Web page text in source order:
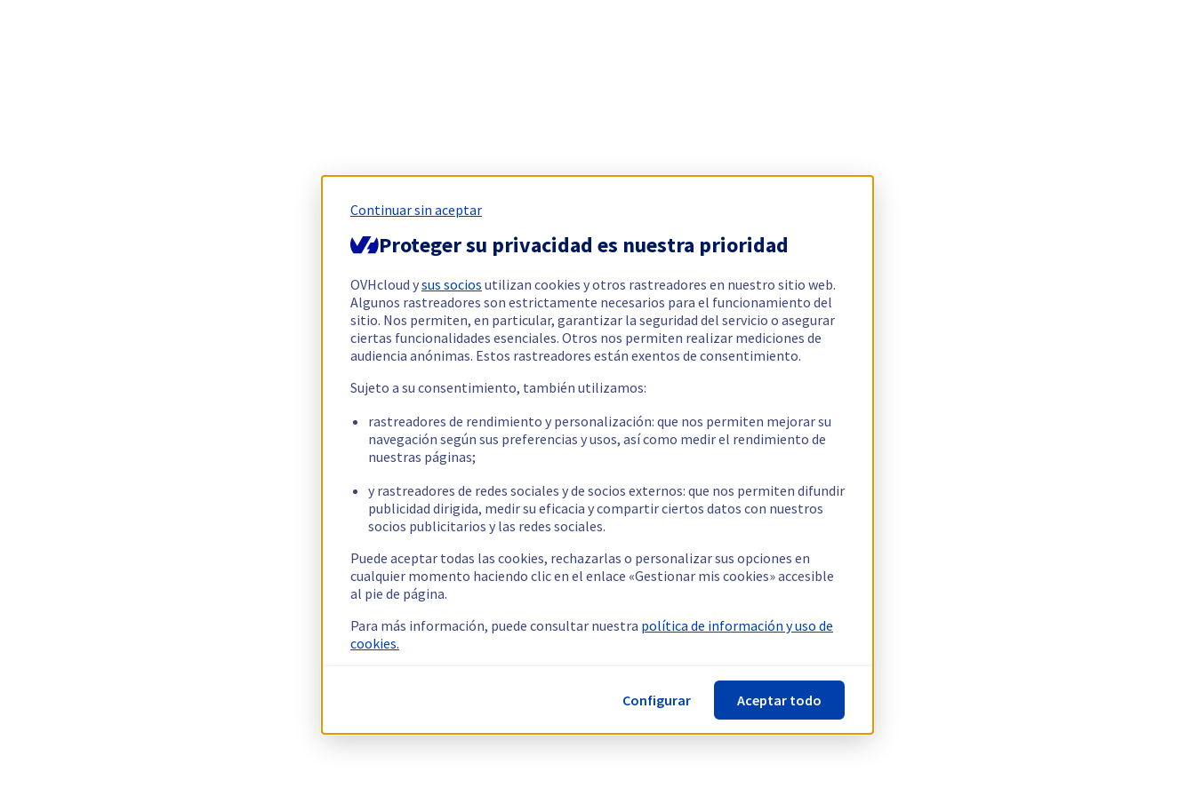
Continuar sin aceptar
Proteger su privacidad es nuestra prioridad
OVHcloud ysus socios utilizan cookies y otros rastreadores en nuestro sitio web.
Algunos rastreadores son estrictamente necesarios para el funcionamiento del
sitio. Nos permiten, en particular, garantizar la seguridad del servicio o asegurar
ciertas funcionalidades esenciales. Otros nos permiten realizar mediciones de
audiencia anónimas. Estos rastreadores están exentos de consentimiento.
Sujeto a su consentimiento, también utilizamos:
rastreadores de rendimiento y personalización: que nos permiten mejorar su
navegación según sus preferencias y usos, así como medir el rendimiento de
nuestras páginas;
y rastreadores de redes sociales y de socios externos: que nos permiten difundir
publicidad dirigida, medir su eficacia y compartir ciertos datos con nuestros
socios publicitarios y las redes sociales.
Puede aceptar todas las cookies, rechazarlas o personalizar sus opciones en
cualquier momento haciendo clic en el enlace «Gestionar mis cookies» accesible
al pie de página.
Para más información, puede consultar nuestra política de información y uso de
cookies.
Configurar Aceptar todo